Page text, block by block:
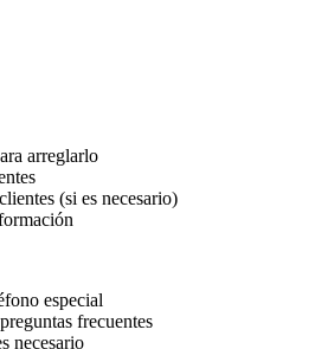
arreglarlo
(si es necesario)
especial
frecuentes
necesario